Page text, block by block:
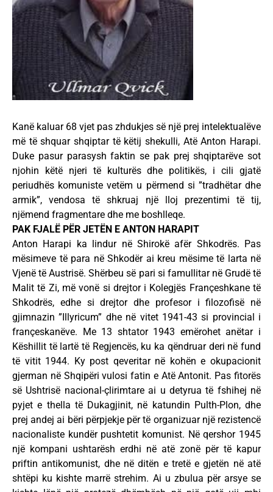
Kanë kaluar 68 vjet pas zhdukjes së një prej intelektualëve
më të shquar shqiptar të këtij shekulli, Atë Anton Harapi.
Duke pasur parasysh faktin se pak prej shqiptarëve sot
njohin këtë njeri të kulturës dhe politikës, i cili gjatë
periudhës komuniste vetëm u përmend si ”tradhëtar dhe
armik”, vendosa të shkruaj një lloj prezentimi të tij,
njëmend fragmentare dhe me boshlleqe.
PAK FJALË PËR JETËN E ANTON HARAPIT
Anton Harapi ka lindur në Shirokë afër Shkodrës. Pas
mësimeve të para në Shkodër ai kreu mësime të larta në
Vjenë të Austrisë. Shërbeu së pari si famullitar në Grudë të
Malit të Zi, më vonë si drejtor i Kolegjës Françeshkane të
Shkodrës, edhe si drejtor dhe profesor i filozofisë në
gjimnazin ”Illyricum” dhe në vitet 1941-43 si provincial i
françeskanëve. Me 13 shtator 1943 emërohet anëtar i
Këshillit të lartë të Regjencës, ku ka qëndruar deri në fund
të vitit 1944. Ky post qeveritar në kohën e okupacionit
gjerman në Shqipëri vulosi fatin e Atë Antonit. Pas fitorës
së Ushtrisë nacional-çlirimtare ai u detyrua të fshihej në
pyjet e thella të Dukagjinit, në katundin Pulth-Plon, dhe
prej andej ai bëri përpjekje për të organizuar një rezistencë
nacionaliste kundër pushtetit komunist. Në qershor 1945
një kompani ushtarësh erdhi në atë zonë për të kapur
priftin antikomunist, dhe në ditën e tretë e gjetën në atë
shtëpi ku kishte marrë strehim. Ai u zbulua për arsye se